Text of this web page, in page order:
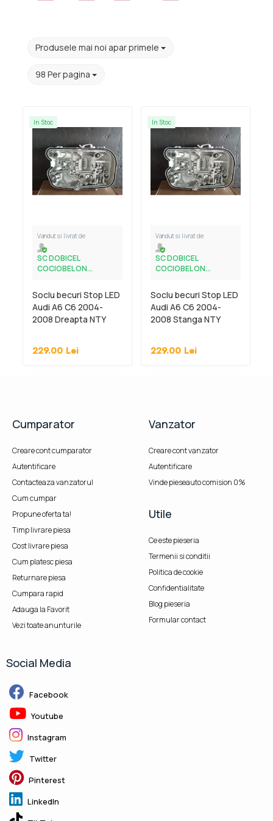
Produsele mai noi apar primele
98 Per pagina
In Stoc
Vandut si livrat de
SC DOBICEL
COCIOBEL ON...
Soclu becuri Stop LED
Audi A6 C6 2004-
2008 Dreapta NTY
229.00 Lei
In Stoc
Vandut si livrat de
SC DOBICEL
COCIOBEL ON...
Soclu becuri Stop LED
Audi A6 C6 2004-
2008 Stanga NTY
229.00 Lei
Cumparator
Creare cont cumparator
Autentificare
Contacteaza vanzatorul
Cum cumpar
Propune oferta ta!
Timp livrare piesa
Cost livrare piesa
Cum platesc piesa
Returnare piesa
Cumpara rapid
Adauga la Favorit
Vezi toate anunturile
Vanzator
Creare cont vanzator
Autentificare
Vinde pieseauto comision 0%
Utile
Ce este pieseria
Termenii si conditii
Politica de cookie
Confidentialitate
Blog pieseria
Formular contact
Social Media
Facebook
Youtube
Instagram
Twitter
Pinterest
LinkedIn